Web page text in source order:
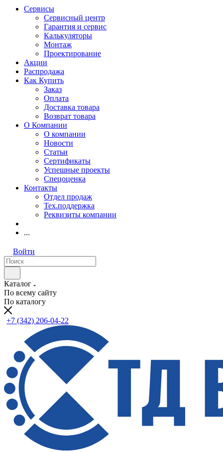
Сервисы
Сервисный центр
Гарантия и сервис
Калькуляторы
Монтаж
Проектирование
Акции
Распродажа
Как Купить
Заказ
Оплата
Доставка товара
Возврат товара
О Компании
О компании
Новости
Статьи
Сертификаты
Успешные проекты
Спецоценка
Контакты
Отдел продаж
Тех.поддержка
Реквизиты компании
...
Войти
Каталог
По всему сайту
По каталогу
+7 (342) 206-04-22